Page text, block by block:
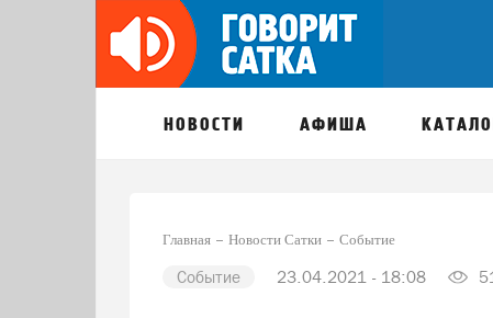
НОВОСТИ АФИША
Главная Новости Сатки Событие
Событие 23.04.2021 - 18:08